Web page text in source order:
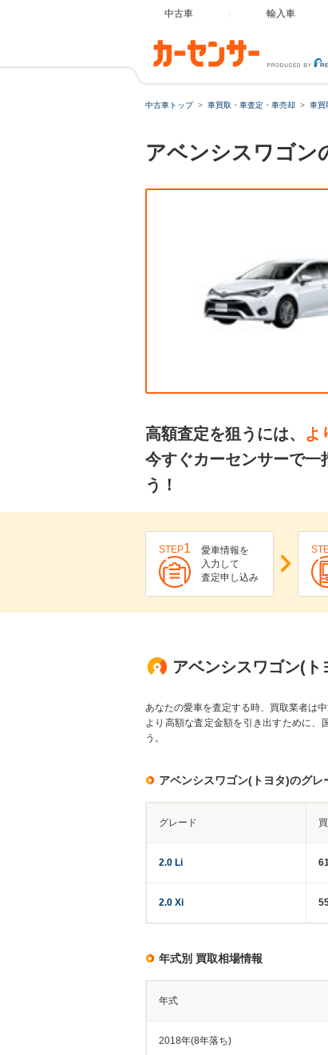
中古車 輸入車
中古車トップ 車買取・車査定・車売却 車買
アベンシスワゴン
高額査定を狙うには、 よ
今すぐカーセンサーで一
う！
STEP1
愛車情報を
入力して
査定申し込み
アベンシスワゴン(
あなたの愛車を査定する時、買取業者は
より高額な査定金額を引き出すために、
う。
アベンシスワゴン(トヨタ)のグ
グレード
2.0 Li
2.0 Xi
年式別 買取相場情報
年式
2018年(8年落ち)